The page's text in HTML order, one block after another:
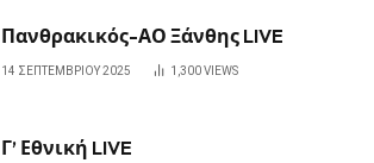
Πανθρακικός-ΑΟ Ξάνθης LIVE
14 ΣΕΠΤΕΜΒΡΊΟΥ 2025 1,300VIEWS
Γ’ Εθνική LIVE